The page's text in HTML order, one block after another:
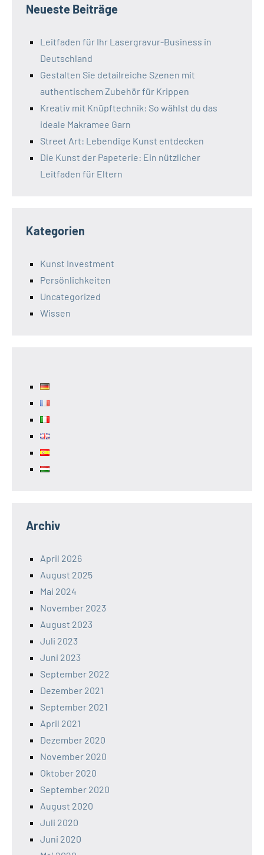
Neueste Beiträge
Leitfaden für Ihr Lasergravur-Business in
Deutschland
Gestalten Sie detailreiche Szenen mit
authentischem Zubehör für Krippen
Kreativ mit Knüpftechnik: So wählst du das
ideale Makramee Garn
Street Art: Lebendige Kunst entdecken
Die Kunst der Papeterie: Ein nützlicher
Leitfaden für Eltern
Kategorien
Kunst Investment
Persönlichkeiten
Uncategorized
Wissen
Archiv
April 2026
August 2025
Mai 2024
November 2023
August 2023
Juli 2023
Juni 2023
September 2022
Dezember 2021
September 2021
April 2021
Dezember 2020
November 2020
Oktober 2020
September 2020
August 2020
Juli 2020
Juni 2020